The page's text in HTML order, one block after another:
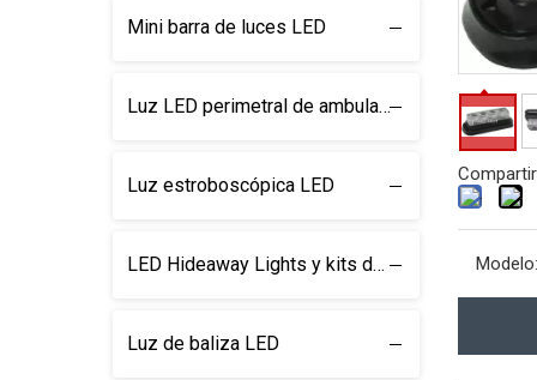
Mini barra de luces LED
Luz LED perimetral de ambulancia
Luz estroboscópica LED
LED Hideaway Lights y kits de luz
Luz de baliza LED
Modelo: